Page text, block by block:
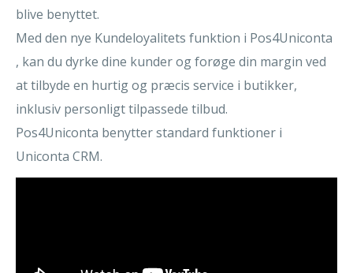
blive benyttet.
Med den nye Kundeloyalitets funktion i Pos4Uniconta
, kan du dyrke dine kunder og forøge din margin ved
at tilbyde en hurtig og præcis service i butikker,
inklusiv personligt tilpassede tilbud.
Pos4Uniconta benytter standard funktioner i
Uniconta CRM.